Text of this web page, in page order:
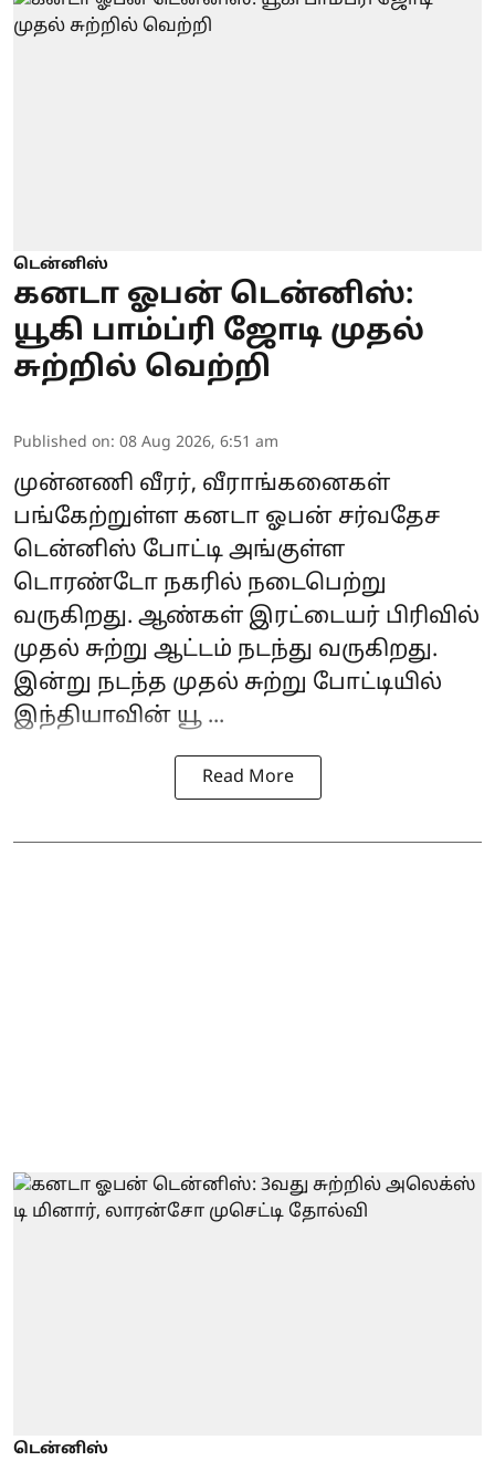
டென்னிஸ்
கனடா ஓபன் டென்னிஸ்:
யூகி பாம்ப்ரி ஜோடி முதல்
சுற்றில் வெற்றி
Published on: 08 Aug 2026, 6:51 am
முன்னணி வீரர், வீராங்கனைகள்
பங்கேற்றுள்ள கனடா ஓபன் சர்வதேச
டென்னிஸ் போட்டி அங்குள்ள
டொரண்டோ நகரில் நடைபெற்று
வருகிறது. ஆண்கள் இரட்டையர் பிரிவில்
முதல் சுற்று ஆட்டம் நடந்து வருகிறது.
இன்று நடந்த முதல் சுற்று போட்டியில்
இந்தியாவின் யூ ...
Read More
டென்னிஸ்